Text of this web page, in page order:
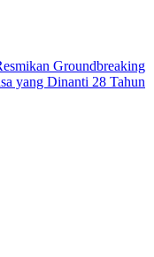
Groundbreaking
yang Dinanti 28 Tahun